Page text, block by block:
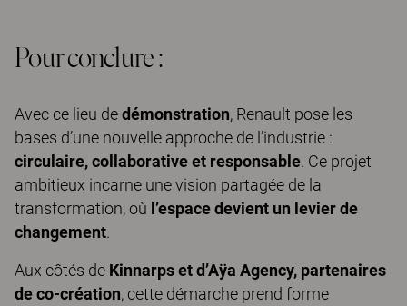
Pour conclure :
Avec ce lieu dedémonstration, Renault pose les
bases d’une nouvelle approche de l’industrie :
circulaire, collaborative et responsable. Ce projet
ambitieux incarne une vision partagée de la
transformation, où l’espace devient un levier de
changement.
Aux côtés de Kinnarps et d’Aÿa Agency, partenaires
de co-création, cette démarche prend forme